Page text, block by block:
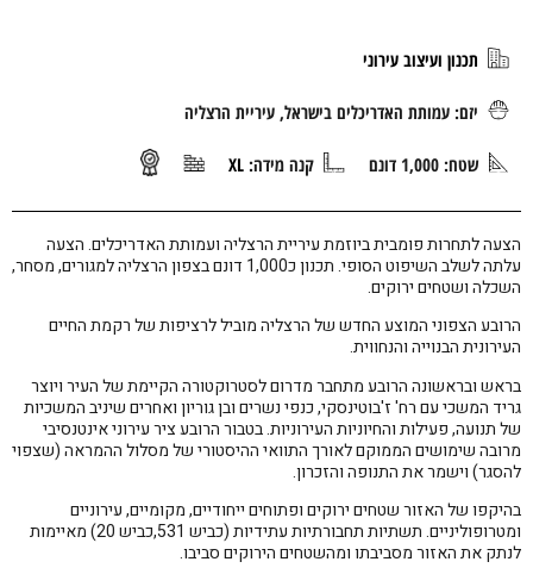
תכנון ועיצוב עירוני
יזם: עמותת האדריכלים בישראל, עיריית הרצליה
שטח: 1,000 דונם קנה מידה: XL
הצעה לתחרות פומבית ביוזמת עיריית הרצליה ועמותת האדריכלים. הצעה
עלתה לשלב השיפוט הסופי. תכנון כ1,000 דונם בצפון הרצליה למגורים, מסחר,
השכלה ושטחים ירוקים.
הרובע הצפוני המוצע החדש של הרצליה מוביל לרציפות של רקמת החיים
העירונית הבנוייה והנחווית.
בראש ובראשונה הרובע מתחבר מדרום לסטרוקטורה הקיימת של העיר ויוצר
גריד המשכי עם רח' ז'בוטינסקי, כנפי נשרים ובן גוריון ואחרים שיניב המשכיות
של תנועה, פעילות והחיוניות העירוניות. בטבור הרובע ציר עירוני אינטנסיבי
מרובה שימושים הממוקם לאורך התוואי ההיסטורי של מסלול ההמראה (שצפוי
להסגר) וישמר את התנופה והזכרון.
בהיקפו של האזור שטחים ירוקים ופתוחים ייחודיים, מקומיים, עירוניים
ומטרופוליניים. תשתיות תחבורתיות עתידיות (כביש 531,כביש 20) מאיימות
לנתק את האזור מסביבתו ומהשטחים הירוקים סביבו.